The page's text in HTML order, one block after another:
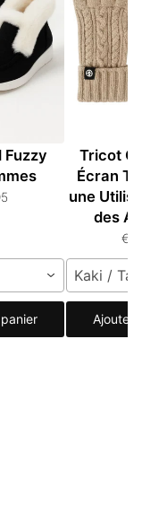
Fuzzy
Tricot
Écran
une
des
Kaki /
Ajouter